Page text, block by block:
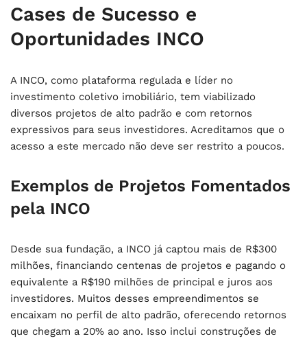
Cases de Sucesso e
Oportunidades INCO
A INCO, como plataforma regulada e líder no
investimento coletivo imobiliário, tem viabilizado
diversos projetos de alto padrão e com retornos
expressivos para seus investidores. Acreditamos que o
acesso a este mercado não deve ser restrito a poucos.
Exemplos de Projetos Fomentados
pela INCO
Desde sua fundação, a INCO já captou mais de R$300
milhões, financiando centenas de projetos e pagando o
equivalente a R$190 milhões de principal e juros aos
investidores. Muitos desses empreendimentos se
encaixam no perfil de alto padrão, oferecendo retornos
que chegam a 20% ao ano. Isso inclui construções de